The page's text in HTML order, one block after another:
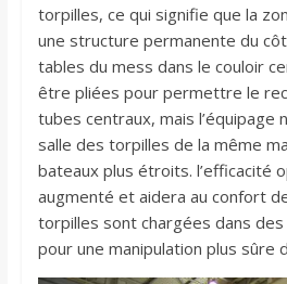
torpilles, ce qui signifie que la
une structure permanente du
tables du mess dans le couloir
être pliées pour permettre le
tubes centraux, mais l’équipage
salle des torpilles de la même
bateaux plus étroits. l’efficacité
augmenté et aidera au confort
torpilles sont chargées dans
pour une manipulation plus sûre